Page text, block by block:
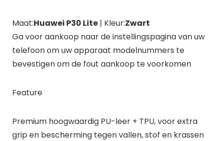
Maat:Huawei P30 Lite| Kleur:Zwart
Ga voor aankoop naar de instellingspagina van uw
telefoon om uw apparaat modelnummers te
bevestigen om de fout aankoop te voorkomen
Feature
Premium hoogwaardig PU-leer + TPU, voor extra
grip en bescherming tegen vallen, stof en krassen